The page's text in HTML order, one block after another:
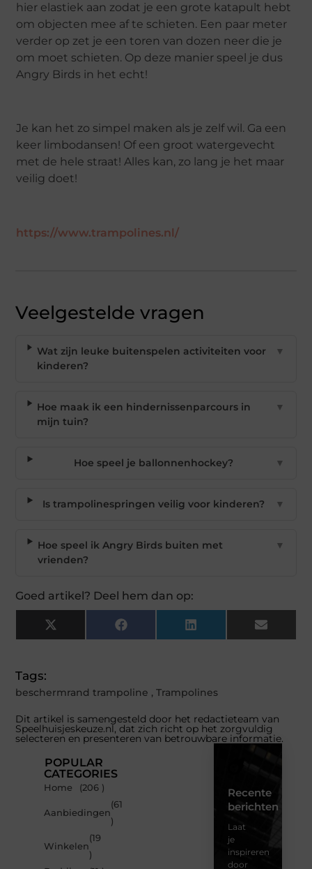
hier elastiek aan zodat je een grote katapult hebt
om objecten mee af te schieten. Een paar meter
verder op zet je een toren van dozen neer die je
om moet schieten. Op deze manier speel je dus
Angry Birds in het echt!
Je kan het zo simpel maken als je zelf wil. Ga een
keer limbodansen! Of een groot watergevecht
met de hele straat! Alles kan, zo lang je het maar
veilig doet!
https://www.trampolines.nl/
Veelgestelde vragen
Wat zijn leuke buitenspelen activiteiten voor
kinderen?
▼
Hoe maak ik een hindernissenparcours in
mijn tuin?
▼
Hoe speel je ballonnenhockey? ▼
Is trampolinespringen veilig voor kinderen? ▼
Hoe speel ik Angry Birds buiten met
vrienden?
▼
Goed artikel? Deel hem dan op:
X
(Twitter)
Facebook LinkedIn Email
Tags:
beschermrand trampoline ,Trampolines
Dit artikel is samengesteld door het redactieteam van
Speelhuisjeskeuze.nl, dat zich richt op het zorgvuldig
selecteren en presenteren van betrouwbare informatie.
POPULAR
CATEGORIES
Home (206 )
Aanbiedingen
(61
)
Winkelen
(19
)
Recente
berichten
Laat
je
inspireren
door